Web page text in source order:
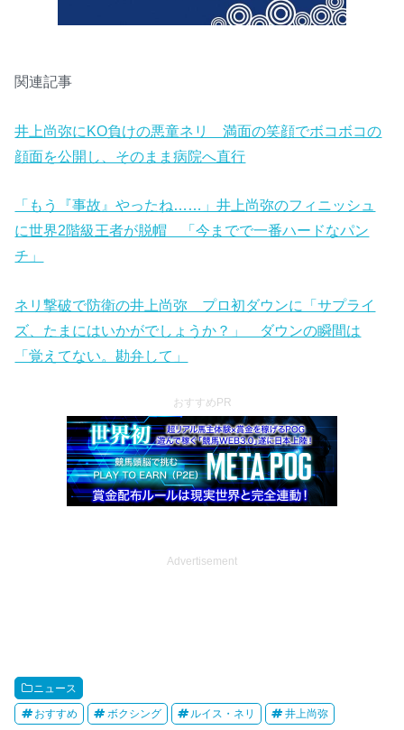
関連記事
井上尚弥にKO負けの悪童ネリ 満面の笑顔でボコボコの
顔面を公開し、そのまま病院へ直行
「もう『事故』やったね……」井上尚弥のフィニッシュ
に世界2階級王者が脱帽 「今までで一番ハードなパン
チ」
ネリ撃破で防衛の井上尚弥 プロ初ダウンに「サプライ
ズ、たまにはいかがでしょうか？」 ダウンの瞬間は
「覚えてない。勘弁して」
おすすめPR
Advertisement
ニュース
おすすめ ボクシング ルイス・ネリ 井上尚弥